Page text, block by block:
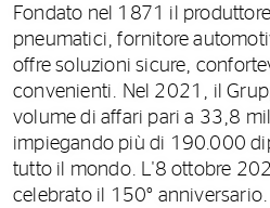
Fondato nel 1871 il
pneumatici, fornitore
offre soluzioni sicure,
convenienti. Nel 2021, il
volume di affari pari a 33,8
impiegando più di 190.000
tutto il mondo. L'8 ottobre
celebrato il 150° anniversario.